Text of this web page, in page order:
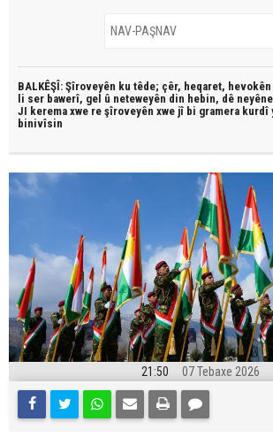
BALKÊŞÎ: Şîroveyên ku têde; çêr, heqaret,
li ser bawerî, gel û neteweyên din hebin, dê
JI kerema xwe re şîroveyên xwe jî bi gramera kurdî
binivîsin
21:50 07 Tebaxe 2026